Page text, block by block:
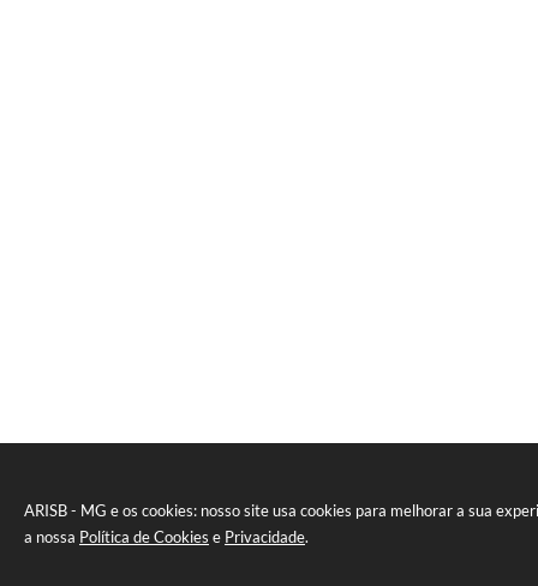
ARISB - MG e os cookies: nosso site usa cookies para melhorar a sua
a nossa Política de Cookies e Privacidade.